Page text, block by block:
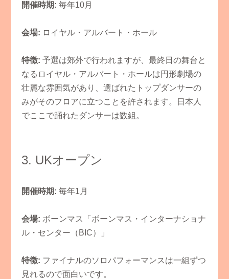
開催時期: 毎年10月
会場: ロイヤル・アルバート・ホール
特徴: 予選は郊外で行われますが、最終日の舞台と
なるロイヤル・アルバート・ホールは円形劇場の
壮麗な雰囲気があり、選ばれたトップダンサーの
みがそのフロアに立つことを許されます。日本人
でここで踊れたダンサーは数組。
​3. UKオープン
開催時期: 毎年1月
会場: ボーンマス「ボーンマス・インターナショナ
ル・センター（BIC）」
特徴: ファイナルのソロパフォーマンスは一組ずつ
見れるので面白いです。